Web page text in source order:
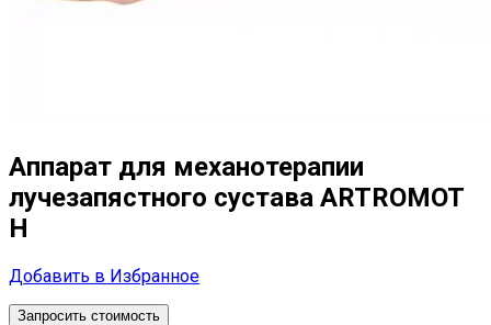
Аппарат для механотерапии
лучезапястного сустава ARTROMOT
H
Добавить в Избранное
Запросить стоимость